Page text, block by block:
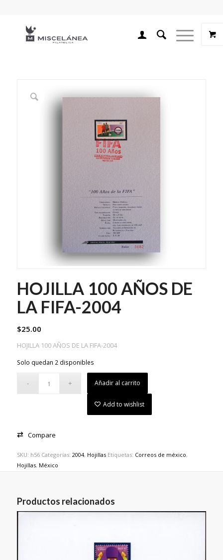
HOJILLA 100 AÑOS DE
LA FIFA-2004
$25.00
HOJILLA 100 AÑOS DE LA FIFA-2004
Solo quedan 2 disponibles
Añadir al carrito
Add to wishlist
Compare
SKU: h56 Categorías: 2004, Hojillas Etiquetas: Correos de méxico,
Hojillas, México
Productos relacionados